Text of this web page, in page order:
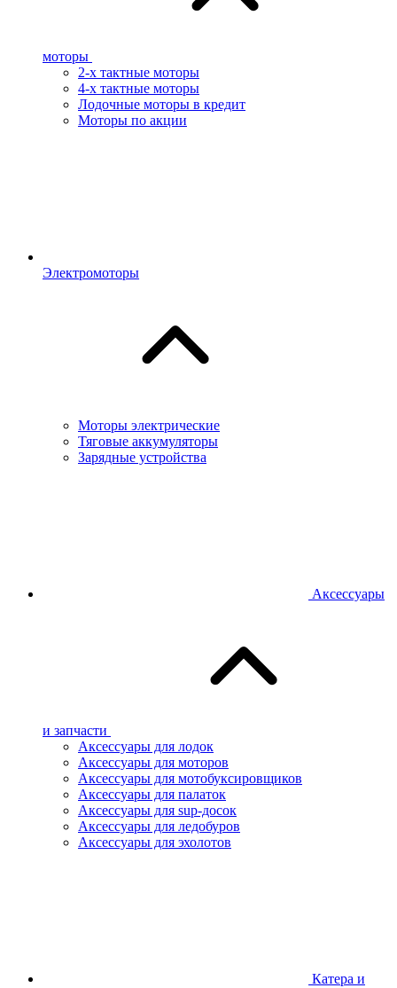
моторы
2-х тактные моторы
4-х тактные моторы
Лодочные моторы в кредит
Моторы по акции
Электромоторы
Моторы электрические
Тяговые аккумуляторы
Зарядные устройства
Аксессуары
и запчасти
Аксессуары для лодок
Аксессуары для моторов
Аксессуары для мотобуксировщиков
Аксессуары для палаток
Аксессуары для sup-досок
Аксессуары для ледобуров
Аксессуары для эхолотов
Катера и